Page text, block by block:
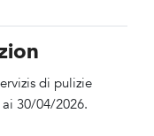
di pulizie
30/04/2026.